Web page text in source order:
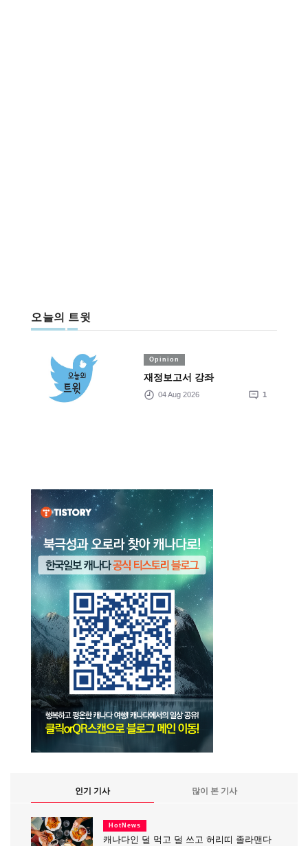
오늘의 트윗
Opinion
재정보고서 강좌
04 Aug 2026 1
인기 기사 많이 본 기사
HotNews
캐나다인 덜 먹고 덜 쓰고 허리띠 졸라맨다